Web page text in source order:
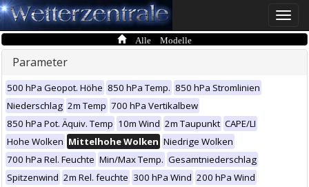
Toggle
Alle Modelle
Parameter
500 hPa Geopot. Höhe 850 hPa Temp. 850 hPa Stromlinien
Niederschlag 2m Temp 700 hPa Vertikalbew
850 hPa Pot. Äquiv. Temp 10m Wind 2m Taupunkt CAPE/LI
Hohe Wolken Mittelhohe Wolken Niedrige Wolken
700 hPa Rel. Feuchte Min/Max Temp. Gesamtniederschlag
Spitzenwind 2m Rel. feuchte 300 hPa Wind 200 hPa Wind